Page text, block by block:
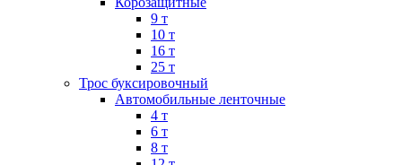
9 т
10 т
16 т
25 т
Трос буксировочный
Автомобильные ленточные
4 т
6 т
8 т